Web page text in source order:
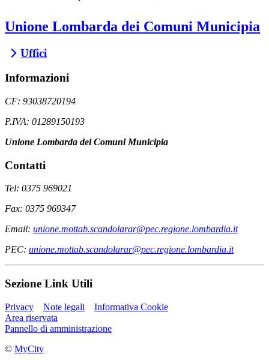
Unione Lombarda dei Comuni Municipia
Uffici
Informazioni
CF: 93038720194
P.IVA: 01289150193
Unione Lombarda dei Comuni Municipia
Contatti
Tel: 0375 969021
Fax: 0375 969347
Email: unione.mottab.scandolarar@pec.regione.lombardia.it
PEC: unione.mottab.scandolarar@pec.regione.lombardia.it
Sezione Link Utili
Privacy Note legali
Informativa Cookie
Area riservata
Pannello di amministrazione
© MyCity